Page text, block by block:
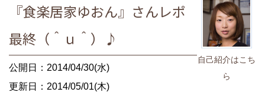
自己紹介はこち
ら
『食楽居家ゆおん』さんレポ
最終（＾ｕ＾）♪
公開日：2014/04/30(水)
更新日：2014/05/01(木)